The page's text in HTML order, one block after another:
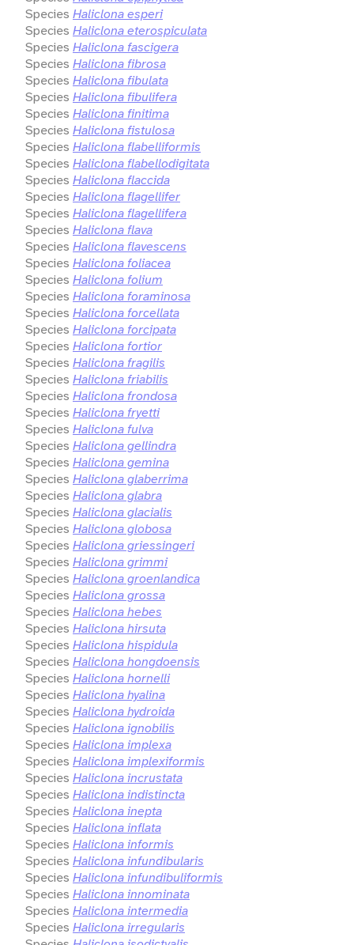
Species Haliclona esperi
Species Haliclona eterospiculata
Species Haliclona fascigera
Species Haliclona fibrosa
Species Haliclona fibulata
Species Haliclona fibulifera
Species Haliclona finitima
Species Haliclona fistulosa
Species Haliclona flabelliformis
Species Haliclona flabellodigitata
Species Haliclona flaccida
Species Haliclona flagellifer
Species Haliclona flagellifera
Species Haliclona flava
Species Haliclona flavescens
Species Haliclona foliacea
Species Haliclona folium
Species Haliclona foraminosa
Species Haliclona forcellata
Species Haliclona forcipata
Species Haliclona fortior
Species Haliclona fragilis
Species Haliclona friabilis
Species Haliclona frondosa
Species Haliclona fryetti
Species Haliclona fulva
Species Haliclona gellindra
Species Haliclona gemina
Species Haliclona glaberrima
Species Haliclona glabra
Species Haliclona glacialis
Species Haliclona globosa
Species Haliclona griessingeri
Species Haliclona grimmi
Species Haliclona groenlandica
Species Haliclona grossa
Species Haliclona hebes
Species Haliclona hirsuta
Species Haliclona hispidula
Species Haliclona hongdoensis
Species Haliclona hornelli
Species Haliclona hyalina
Species Haliclona hydroida
Species Haliclona ignobilis
Species Haliclona implexa
Species Haliclona implexiformis
Species Haliclona incrustata
Species Haliclona indistincta
Species Haliclona inepta
Species Haliclona inflata
Species Haliclona informis
Species Haliclona infundibularis
Species Haliclona infundibuliformis
Species Haliclona innominata
Species Haliclona intermedia
Species Haliclona irregularis